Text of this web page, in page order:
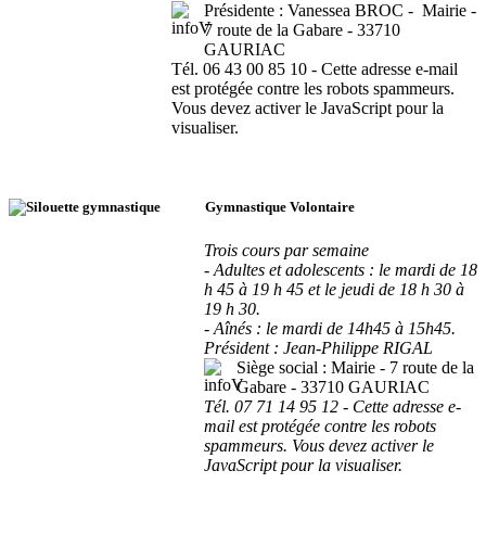
Présidente : Vanessea BROC - Mairie -
7 route de la Gabare - 33710
GAURIAC
Tél. 06 43 00 85 10 - Cette adresse e-mail
est protégée contre les robots spammeurs.
Vous devez activer le JavaScript pour la
visualiser.
Gymnastique Volontaire
Trois cours par semaine
- Adultes et adolescents : le mardi de 18
h 45 à 19 h 45 et le jeudi de 18 h 30 à
19 h 30.
- Aînés : le mardi de 14h45 à 15h45.
Président : Jean-Philippe RIGAL
Siège social : Mairie - 7 route de la
Gabare - 33710 GAURIAC
Tél. 07 71 14 95 12 - Cette adresse e-
mail est protégée contre les robots
spammeurs. Vous devez activer le
JavaScript pour la visualiser.